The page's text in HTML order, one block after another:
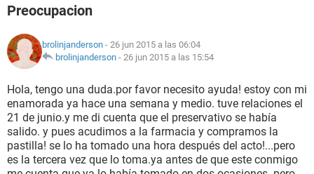
NUTRICIÓN
BIENESTAR
SEXUALIDAD
GLOSARIO
Preocupacion
brolinjanderson - 26 jun 2015 a las 06:04
brolinjanderson - 26 jun 2015 a las 15:54
Hola, tengo una duda.por favor necesito ayuda! estoy con mi
enamorada ya hace una semana y medio. tuve relaciones el
21 de junio.y me di cuenta que el preservativo se había
salido. y pues acudimos a la farmacia y compramos la
pastilla! se lo ha tomado una hora después del acto!...pero
es la tercera vez que lo toma.ya antes de que este conmigo